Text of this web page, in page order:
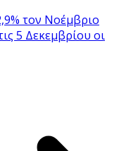
τον Νοέμβριο
5 Δεκεμβρίου οι